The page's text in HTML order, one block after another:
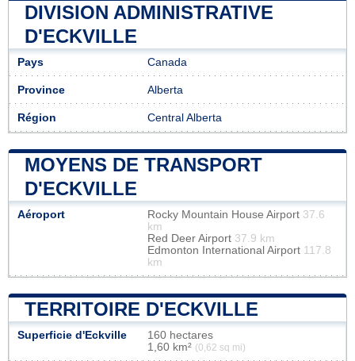
DIVISION ADMINISTRATIVE
D'ECKVILLE
Pays Canada
Province Alberta
Région Central Alberta
MOYENS DE TRANSPORT
D'ECKVILLE
Aéroport Rocky Mountain House Airport 37.6
km
Red Deer Airport 37.9 km
Edmonton International Airport 117.8
km
TERRITOIRE D'ECKVILLE
Superficie d'Eckville
160 hectares
1,60 km² (0,62 sq mi)